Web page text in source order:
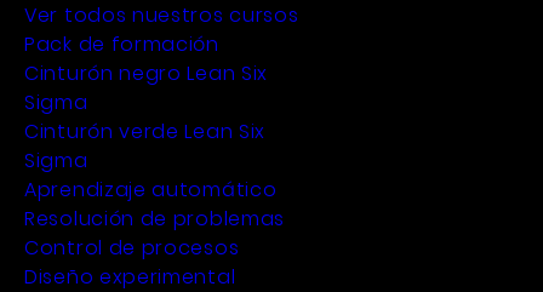
Ver todos nuestros cursos
Pack de formación
Cinturón negro Lean Six
Sigma
Cinturón verde Lean Six
Sigma
Aprendizaje automático
Resolución de problemas
Control de procesos
Diseño experimental